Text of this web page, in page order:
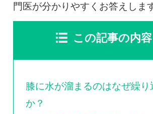
0120-
※上記電話番号をタップで電話が繋
電話受付時間：月〜金／9:00〜16:30
門医が分かりやすくお答えしま
この記事の内容
膝に水が溜まるのはなぜ繰り
か？